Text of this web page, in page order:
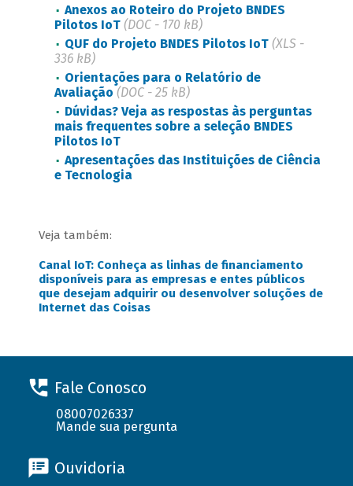
Anexos ao Roteiro do Projeto BNDES
Pilotos IoT (DOC - 170 kB)
QUF do Projeto BNDES Pilotos IoT (XLS -
336 kB)
Orientações para o Relatório de
Avaliação (DOC - 25 kB)
Dúvidas? Veja as respostas às perguntas
mais frequentes sobre a seleção BNDES
Pilotos IoT
Apresentações das Instituições de Ciência
e Tecnologia
Veja também:
Canal IoT: Conheça as linhas de financiamento
disponíveis para as empresas e entes públicos
que desejam adquirir ou desenvolver soluções de
Internet das Coisas
Fale Conosco
08007026337
Mande sua pergunta
Ouvidoria